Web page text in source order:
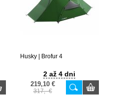
Husky | Brofur 4
2 až 4 dni
219,10 €
317,- €